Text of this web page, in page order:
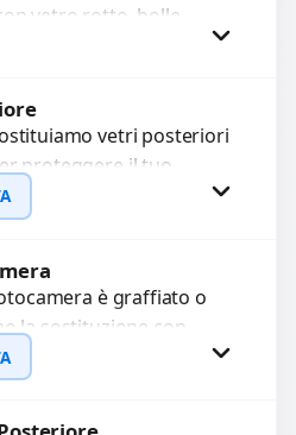
vetro rotto, bolle,
nero o pixel morti?
Procedi
vetri posteriori
proteggere il tuo
l’estetica
ricambi di alta
Preventivo
WhatsApp
è graffiato o
la sostituzione con
qualità garantiti per 3